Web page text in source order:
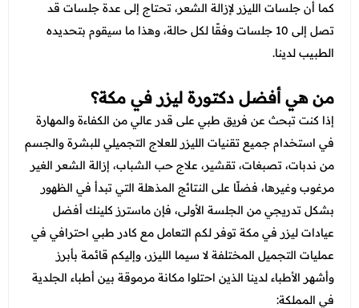
كما أن جلسات الليزر لإزالة الشعر، تحتاج إلى عدة جلسات قد
تصل إلى 10 جلسات وفقًا لكل حالة، وهذا ما سيقوم بتحديده
الطبيب لدينا.
من هي أفضل دكتورة ليزر في مكة؟
إذا كنت تبحث عن فريق طبي على قدر عالي من الكفاءة والمهارة
في استخدام جميع تقنيات الليزر للعلاج التجميلي للبشرة والجسم
من ندبات، تصبغات، تقشير، علاج حب الشباب، إزالة الشعر الغير
مرغوب وغيرها، فضلًا على النتائج المذهلة التي تبدأ في الظهور
بشكل تدريجي من الجلسة الأولى، فإن ماسترز كلينكأفضل
عيادات ليزر في مكةتوفر لكم التعامل مع كادر طبي احترافي في
عمليات التجميل المختلفة لا سيما الليزر، وإليكم قائمة بأبرز
وأشهر الأطباء لدينا الذين احتلوا مكانة مرموقة بين أطباء الجلدية
في المملكة: